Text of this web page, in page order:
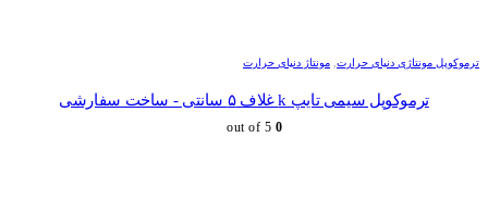
ترموکوپل مونتاژی دنیای حرارت مونتاژ دنیای حرارت
ترموکوپل سیمی تایپ k غلاف ۵ سانتی - ساخت سفارشی
0